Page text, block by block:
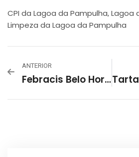
CPI da Lagoa da Pampulha, Lagoa
Limpeza da Lagoa da Pampulha
ANTERIOR
Febracis Belo Horizonte